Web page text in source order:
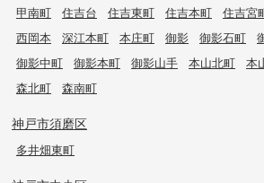
甲南町
住吉台 住吉東町 住吉本町 住吉宮
西岡本
深江本町 本庄町 御影 御影石町
御影中町
御影本町 御影山手 本山北町 本
森北町
森南町
神戸市須磨区
多井畑東町